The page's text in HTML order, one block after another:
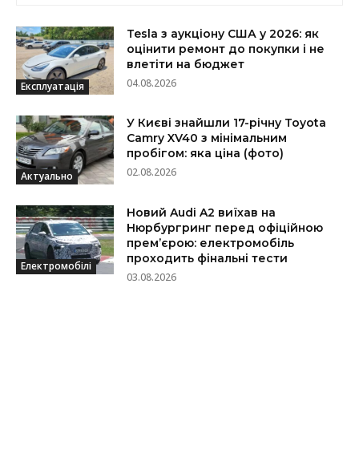
Експлуатація
Tesla з аукціону США у 2026: як
оцінити ремонт до покупки і не
влетіти на бюджет
04.08.2026
Актуально
У Києві знайшли 17-річну Toyota
Camry XV40 з мінімальним
пробігом: яка ціна (фото)
02.08.2026
Електромобілі
Новий Audi A2 виїхав на
Нюрбургринг перед офіційною
прем’єрою: електромобіль
проходить фінальні тести
03.08.2026